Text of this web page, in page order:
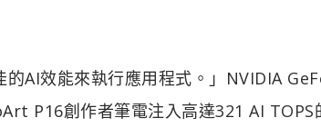
的AI效能來執行應用程式。」NVIDIA
P16創作者筆電注入高達321 AI